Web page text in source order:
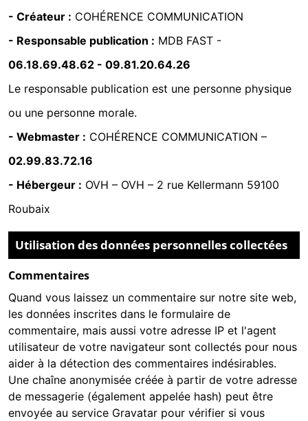
- Créateur : COHÉRENCE COMMUNICATION
- Responsable publication : MDB FAST -
06.18.69.48.62 - 09.81.20.64.26
Le responsable publication est une personne physique
ou une personne morale.
- Webmaster : COHÉRENCE COMMUNICATION –
02.99.83.72.16
- Hébergeur : OVH – OVH – 2 rue Kellermann 59100
Roubaix
Utilisation des données personnelles collectées
Commentaires
Quand vous laissez un commentaire sur notre site web,
les données inscrites dans le formulaire de
commentaire, mais aussi votre adresse IP et l'agent
utilisateur de votre navigateur sont collectés pour nous
aider à la détection des commentaires indésirables.
Une chaîne anonymisée créée à partir de votre adresse
de messagerie (également appelée hash) peut être
envoyée au service Gravatar pour vérifier si vous